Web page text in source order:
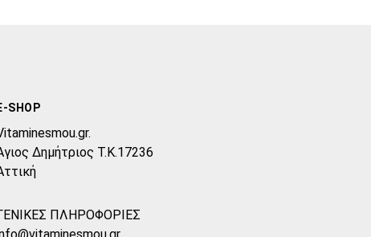
SHOP
Δημήτριος T.K.17236
ΠΛΗΡΟΦΟΡΙΕΣ